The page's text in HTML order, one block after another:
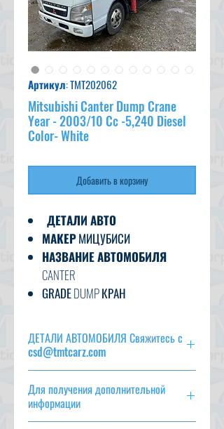
Артикул: TMT202062
Mitsubishi Canter Dump Crane
Year - 2003/10 Cc -5,240 Diesel
Color- White
Добавить в корзину
ДЕТАЛИ АВТО
МАКЕРМИЦУБИСИ
НАЗВАНИЕ АВТОМОБИЛЯ
CANTER
GRADEDUMP КРАН
ГОД 2003/10
CC5,240
ТРАНСМИССИЯI5
ТОПЛИВОДИЗЕЛЬНОЕ
ВНЕШНИЙ ЦВЕТ
ВНУТРЕННИЙ ЦВЕТСЕРЫЙ
ДЕТАЛИ АВТОМОБИЛЯ Свяжитесь с
csd@tmtcarz.com
НАЗВАНИЕ АВТОМОБИЛЯCANTER
GRADEDUMP КРАН
C.CODEFE73EEN500 ***
Для получения дополнительной
информации